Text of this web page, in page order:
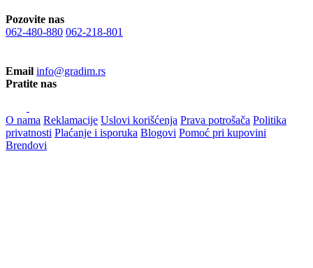
Pozovite nas
062-480-880 062-218-801
Email info@gradim.rs
Pratite nas
O nama Reklamacije Uslovi korišćenja Prava potrošača Politika
privatnosti Plaćanje i isporuka Blogovi Pomoć pri kupovini
Brendovi